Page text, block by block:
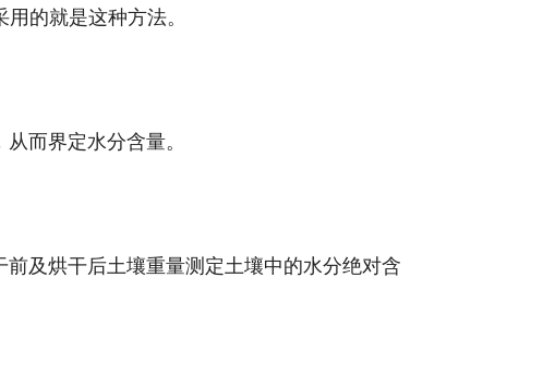
的就是这种方法。
而界定水分含量。
及烘干后土壤重量测定土壤中的水分绝对含